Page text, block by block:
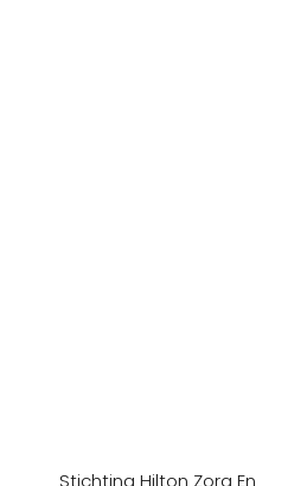
Stichting Hilton Zorg En